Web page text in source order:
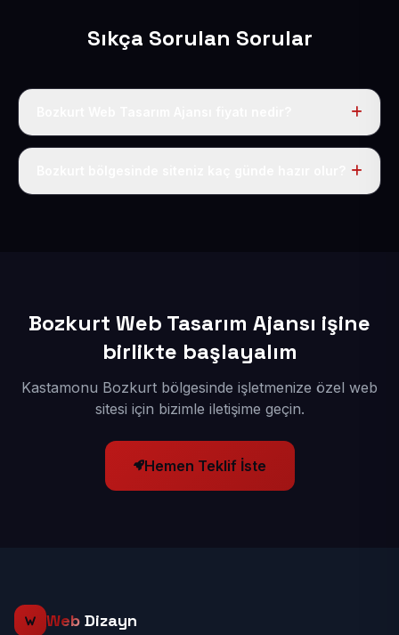
Sıkça Sorulan Sorular
Tek fiyat uygulanır: yıllık 50 USD + KDV. Bu bedele alan
Bozkurt Web Tasarım Ajansı işine
birlikte başlayalım
Kastamonu Bozkurt bölgesinde işletmenize özel web
sitesi için bizimle iletişime geçin.
Hemen Teklif İste
Web Dizayn